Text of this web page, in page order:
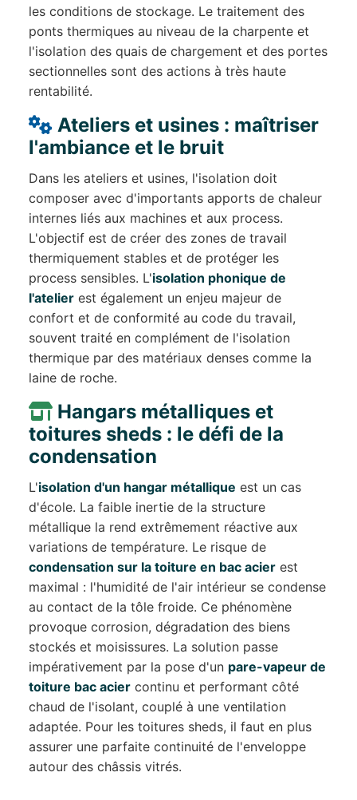
les conditions de stockage. Le traitement des
ponts thermiques au niveau de la charpente et
l'isolation des quais de chargement et des portes
sectionnelles sont des actions à très haute
rentabilité.
Ateliers et usines : maîtriser
l'ambiance et le bruit
Dans les ateliers et usines, l'isolation doit
composer avec d'importants apports de chaleur
internes liés aux machines et aux process.
L'objectif est de créer des zones de travail
thermiquement stables et de protéger les
process sensibles. L'isolation phonique de
l'atelier est également un enjeu majeur de
confort et de conformité au code du travail,
souvent traité en complément de l'isolation
thermique par des matériaux denses comme la
laine de roche.
Hangars métalliques et
toitures sheds : le défi de la
condensation
L'isolation d'un hangar métallique est un cas
d'école. La faible inertie de la structure
métallique la rend extrêmement réactive aux
variations de température. Le risque de
condensation sur la toiture en bac acier est
maximal : l'humidité de l'air intérieur se condense
au contact de la tôle froide. Ce phénomène
provoque corrosion, dégradation des biens
stockés et moisissures. La solution passe
impérativement par la pose d'un pare-vapeur de
toiture bac acier continu et performant côté
chaud de l'isolant, couplé à une ventilation
adaptée. Pour les toitures sheds, il faut en plus
assurer une parfaite continuité de l'enveloppe
autour des châssis vitrés.